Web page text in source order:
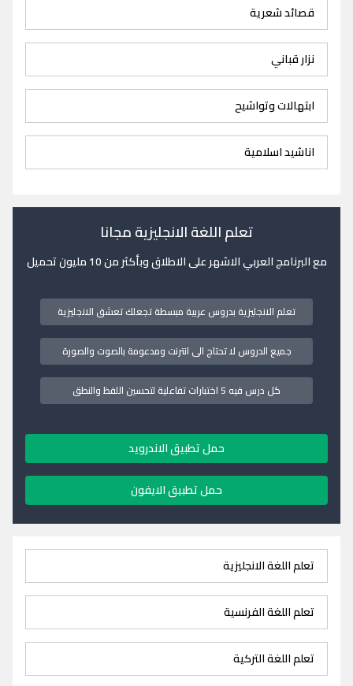
قصائد شعرية
نزار قباني
ابتهالات وتواشيح
اناشيد اسلامية
تعلم اللغة الانجليزية مجانا
مع البرنامج العربي الاشهر على الاطلاق وبأكثر من 10 مليون تحميل
تعلم الانجليزية بدروس عربية مبسطة تجعلك تعشق الانجليزية
جميع الدروس لا تحتاج الى انترنت ومدعومة بالصوت والصورة
كل درس فيه 5 اختبارات تفاعلية لتحسين اللفظ والنطق
حمل تطبيق الاندرويد
حمل تطبيق الايفون
تعلم اللغة الانجليزية
تعلم اللغة الفرنسية
تعلم اللغة التركية